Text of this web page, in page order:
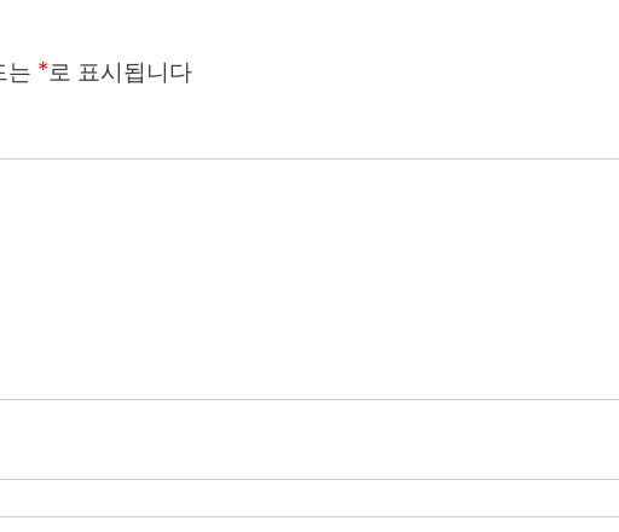
는 *로 표시됩니다